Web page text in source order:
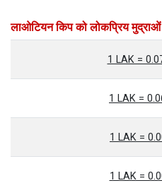
लाओटियन किप को लोकप्रिय
1 LAK =
1 LAK =
1 LAK =
1 LAK =